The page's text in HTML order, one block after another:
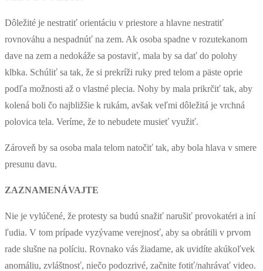
Dôležité je nestratiť orientáciu v priestore a hlavne nestratiť
rovnováhu a nespadnúť na zem. Ak osoba spadne v rozutekanom
dave na zem a nedokáže sa postaviť, mala by sa dať do polohy
klbka. Schúliť sa tak, že si prekríži ruky pred telom a päste oprie
podľa možnosti až o vlastné plecia. Nohy by mala prikrčiť tak, aby
kolená boli čo najbližšie k rukám, avšak veľmi dôležitá je vrchná
polovica tela. Veríme, že to nebudete musieť využiť.
Zároveň by sa osoba mala telom natočiť tak, aby bola hlava v smere
presunu davu.
ZAZNAMENÁVAJTE
Nie je vylúčené, že protesty sa budú snažiť narušiť provokatéri a iní
ľudia. V tom prípade vyzývame verejnosť, aby sa obrátili v prvom
rade slušne na políciu. Rovnako vás žiadame, ak uvidíte akúkoľvek
anomáliu, zvláštnosť, niečo podozrivé, začnite fotiť/nahrávať video.